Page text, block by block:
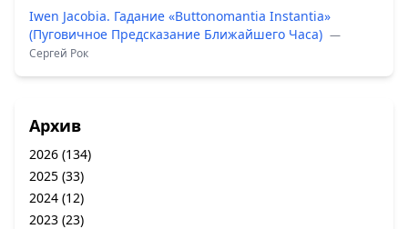
Iwen Jacobia. Гадание «Buttonomantia Instantia»
(Пуговичное Предсказание Ближайшего Часа) —
Сергей Рок
Архив
2026 (134)
2025 (33)
2024 (12)
2023 (23)